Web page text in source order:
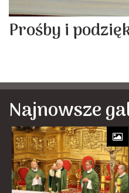
Prośby i
Najnowsze